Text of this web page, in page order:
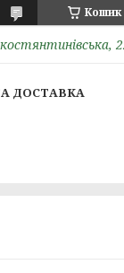
Кошик
ДОСТАВКА